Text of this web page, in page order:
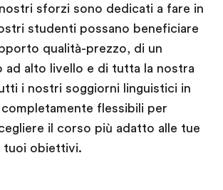
sforzi sono dedicati a fare in
studenti possano beneficiare
qualità-prezzo, di un
ad alto livello e di tutta la nostra
i nostri soggiorni linguistici in
flessibili per
il corso più adatto alle tue
tuoi obiettivi.